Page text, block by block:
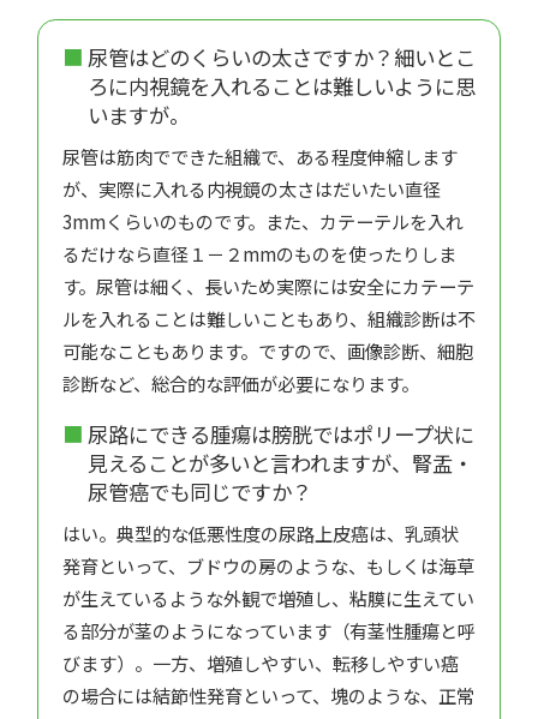
尿管はどのくらいの太さですか？細いとこ
ろに内視鏡を入れることは難しいように思
いますが。
尿管は筋肉でできた組織で、ある程度伸縮します
が、実際に入れる内視鏡の太さはだいたい直径
3mmくらいのものです。また、カテーテルを入れ
るだけなら直径１－２mmのものを使ったりしま
す。尿管は細く、長いため実際には安全にカテーテ
ルを入れることは難しいこともあり、組織診断は不
可能なこともあります。ですので、画像診断、細胞
診断など、総合的な評価が必要になります。
尿路にできる腫瘍は膀胱ではポリープ状に
見えることが多いと言われますが、腎盂・
尿管癌でも同じですか？
はい。典型的な低悪性度の尿路上皮癌は、乳頭状
発育といって、ブドウの房のような、もしくは海草
が生えているような外観で増殖し、粘膜に生えてい
る部分が茎のようになっています（有茎性腫瘍と呼
びます）。一方、増殖しやすい、転移しやすい癌
の場合には結節性発育といって、塊のような、正常